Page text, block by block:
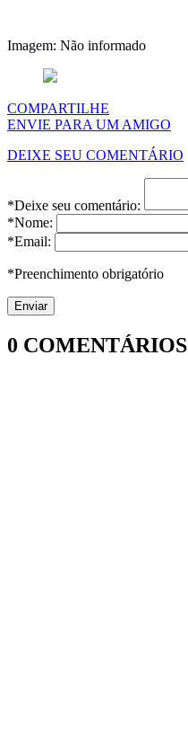
Imagem: Não informado
COMPARTILHE
ENVIE PARA UM AMIGO
DEIXE SEU COMENTÁRIO
*Deixe seu comentário:
*Nome:
*Email:
*Preenchimento obrigatório
0 COMENTÁRIOS